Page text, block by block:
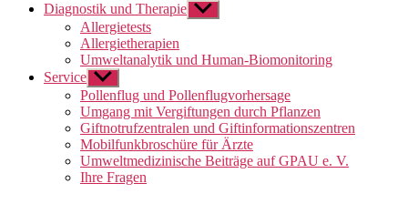
Diagnostik und Therapie Untermenü
anzeigen
Allergietests
Allergietherapien
Umweltanalytik und Human-Biomonitoring
Service Untermenü
anzeigen
Pollenflug und Pollenflugvorhersage
Umgang mit Vergiftungen durch Pflanzen
Giftnotrufzentralen und Giftinformationszentren
Mobilfunkbroschüre für Ärzte
Umweltmedizinische Beiträge auf GPAU e. V.
Ihre Fragen